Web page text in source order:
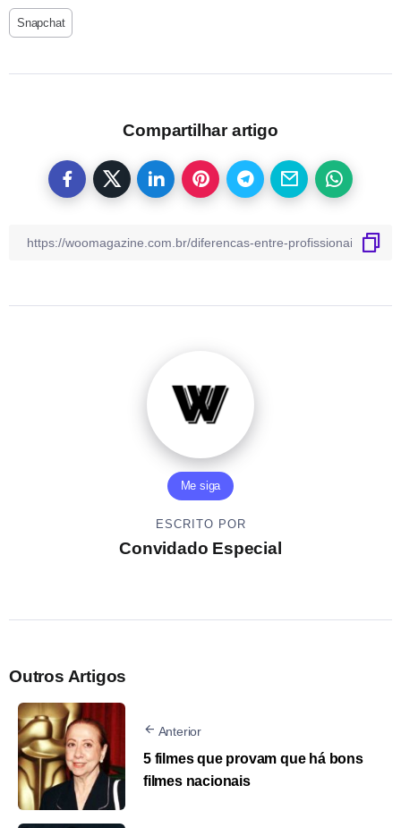
Snapchat
Compartilhar artigo
Me siga
ESCRITO POR
Convidado Especial
Outros Artigos
Anterior
5 filmes que provam que há bons
filmes nacionais